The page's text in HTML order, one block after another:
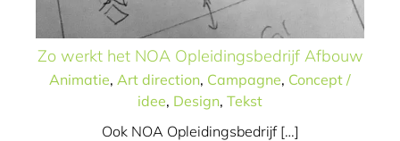
Zo werkt het NOA Opleidingsbedrijf Afbouw
Animatie, Art direction, Campagne, Concept /
idee, Design, Tekst
Ook NOA Opleidingsbedrijf […]